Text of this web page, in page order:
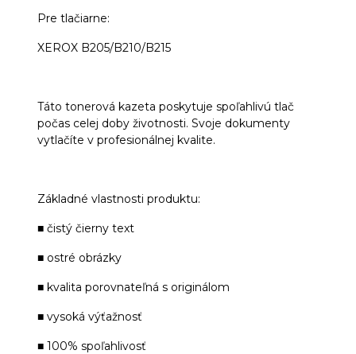
Pre tlačiarne:
XEROX B205/B210/B215
Táto tonerová kazeta poskytuje spoľahlivú tlač
počas celej doby životnosti. Svoje dokumenty
vytlačíte v profesionálnej kvalite.
Základné vlastnosti produktu:
■ čistý čierny text
■ ostré obrázky
■ kvalita porovnateľná s originálom
■ vysoká výťažnosť
■ 100% spoľahlivosť